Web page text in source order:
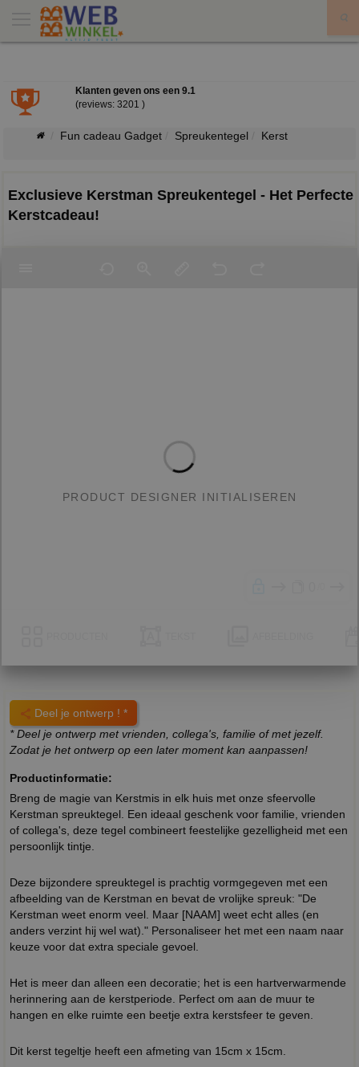
Klanten geven ons een 9.1
(reviews: 3201 )
Fun cadeau Gadget Spreukentegel Kerst
Exclusieve Kerstman Spreukentegel - Het Perfecte
Kerstcadeau!
PRODUCT DESIGNER INITIALISEREN
Deel je ontwerp ! *
* Deel je ontwerp met vrienden, collega's, familie of met jezelf.
Zodat je het ontwerp op een later moment kan aanpassen!
Productinformatie:
Breng de magie van Kerstmis in elk huis met onze sfeervolle
Kerstman spreuktegel. Een ideaal geschenk voor familie, vrienden
of collega's, deze tegel combineert feestelijke gezelligheid met een
persoonlijk tintje.
Deze bijzondere spreuktegel is prachtig vormgegeven met een
afbeelding van de Kerstman en bevat de vrolijke spreuk: "De
Kerstman weet enorm veel. Maar [NAAM] weet echt alles (en
anders verzint hij wel wat)." Personaliseer het met een naam naar
keuze voor dat extra speciale gevoel.
Het is meer dan alleen een decoratie; het is een hartverwarmende
herinnering aan de kerstperiode. Perfect om aan de muur te
hangen en elke ruimte een beetje extra kerstsfeer te geven.
Dit kerst tegeltje heeft een afmeting van 15cm x 15cm.